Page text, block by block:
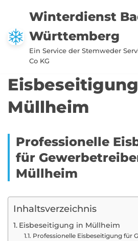
Zum
Inhalt
springen
Winterdienst
Württemberg
Ein Service der Stemweder
Co KG
Müllheim
Professionelle
für
Müllheim
Inhaltsverzeichnis
Eisbeseitigung in Müllheim
Professionelle Eisbeseitigung für